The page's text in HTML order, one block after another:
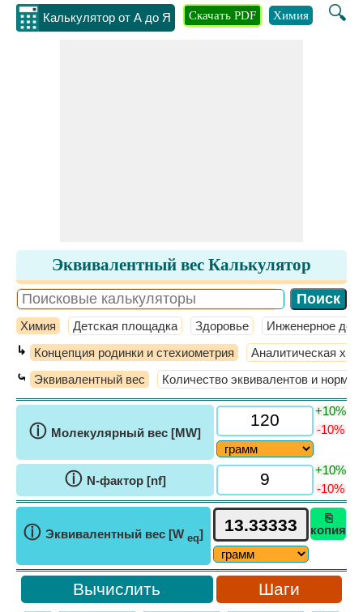
Калькулятор от А до Я 🔍
Скачать PDF Химия
Эквивалентный вес Калькулятор
Химия Детская площадка Здоровье Инженерное
↳ Концепция родинки и стехиометрия Аналитическая
⤿ Эквивалентный вес Количество эквивалентов и
ⓘ Молекулярный вес [MW]
+10%
-10%
ⓘ N-фактор [nf]
+10%
-10%
ⓘ Эквивалентный вес [W eq]
⎘
копия
Шаги